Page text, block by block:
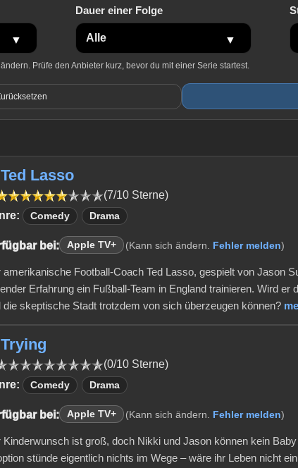
Dauer einer Folge
Prüfe den Anbieter kurz, bevor du mit einer Serie startest.
Lasso
(7/10 Sterne)
Comedy Drama
bei: Apple TV+ (Kann sich ändern. Fehler melden)
amerikanische Football-Coach Ted Lasso, gespielt von Jason
Erfahrung ein Fußball-Team in England trainieren. Wird er
die skeptische Stadt trotzdem von sich überzeugen können?
(0/10 Sterne)
Comedy Drama
bei: Apple TV+ (Kann sich ändern. Fehler melden)
Kinderwunsch ist groß, doch Nikki und Jason können kein
stünde eigentlich nichts im Wege – wäre ihr Leben nicht